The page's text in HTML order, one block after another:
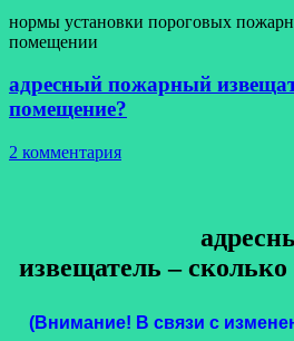
нормы установки пороговых
помещении
адресный пожарный
помещение?
2 комментария
адресный
извещатель –
(Внимание! В связи с